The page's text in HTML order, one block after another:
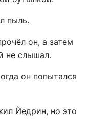
пыль.
он, а затем
не слышал.
он попытался
Йедрин, но это